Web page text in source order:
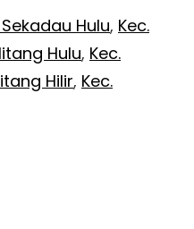
Sekadau Hulu, Kec.
Hulu, Kec.
Hilir, Kec.